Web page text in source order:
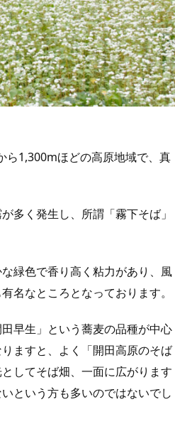
1,300mほどの高原地域で、真
多く発生し、所謂「霧下そば」
緑色で香り高く粘力があり、風
名なところとなっております。
早生」という蕎麦の品種が中心
ますと、よく「開田高原のそば
してそば畑、一面に広がります
という方も多いのではないでし